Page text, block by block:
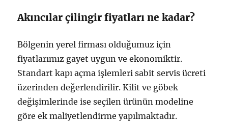
Akıncılar çilingir fiyatları ne kadar?
Bölgenin yerel firması olduğumuz için
fiyatlarımız gayet uygun ve ekonomiktir.
Standart kapı açma işlemleri sabit servis ücreti
üzerinden değerlendirilir. Kilit ve göbek
değişimlerinde ise seçilen ürünün modeline
göre ek maliyetlendirme yapılmaktadır.